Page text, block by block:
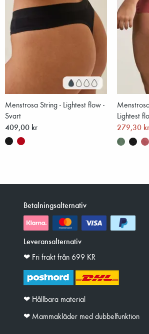
Menstrosa String - Lightest flow -
Svart
409,00 kr
Lightest
279,30 kr
Betalningsalternativ
Leveransalternativ
❤︎ Fri frakt från 699 KR
❤︎ Hållbara material
❤︎ Mammakläder med dubbelfunktion